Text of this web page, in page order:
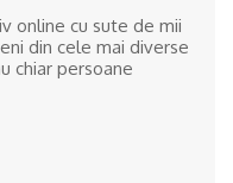
online cu sute de mii
din cele mai diverse
chiar persoane